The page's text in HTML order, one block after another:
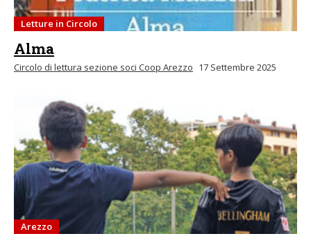
Letture in Circolo
Alma
Circolo di lettura sezione soci Coop Arezzo 17 Settembre 2025
Arezzo